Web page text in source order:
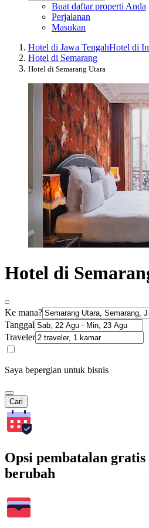
Buat daftar properti Anda
Perjalanan
Masukan
Hotel di Jawa TengahHotel di
Hotel di Semarang
Hotel di Semarang Utara
Hotel di
Ke mana?
Tanggal
Traveler
Saya bepergian untuk bisnis
Cari
Opsi pembatalan
berubah